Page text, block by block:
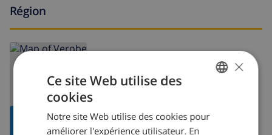
Région
AFFICHER LA
CARTE
DUTCH
×
Ce site Web utilise des
cookies
Notre site Web utilise des cookies pour
améliorer l'expérience utilisateur. En